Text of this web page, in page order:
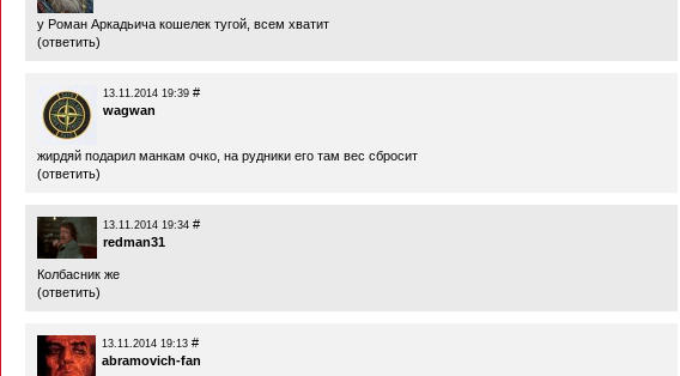
у Роман Аркадьича кошелек тугой, всем хватит
(ответить)
13.11.2014 19:39 #
wagwan
жирдяй подарил манкам очко, на рудники его там вес сбросит
(ответить)
13.11.2014 19:34 #
redman31
Колбасник же
(ответить)
13.11.2014 19:13 #
abramovich-fan